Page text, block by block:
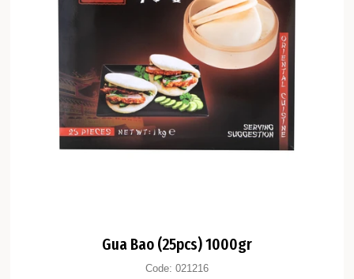
Gua Bao (25pcs) 1000gr
Code: 021216